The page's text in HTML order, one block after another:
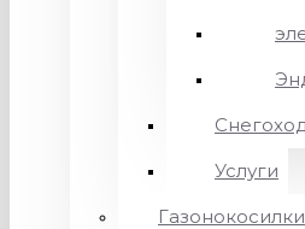
Услуги
Газонокосилки